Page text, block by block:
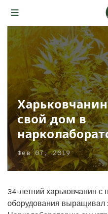
свой дом в
Фев 07, 2019
34-летний харьковчанин
оборудования выращивал